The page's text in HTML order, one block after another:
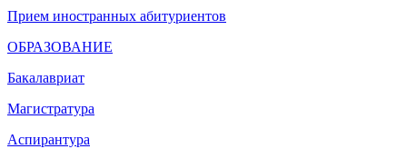
Прием иностранных абитуриентов
ОБРАЗОВАНИЕ
Бакалавриат
Магистратура
Аспирантура